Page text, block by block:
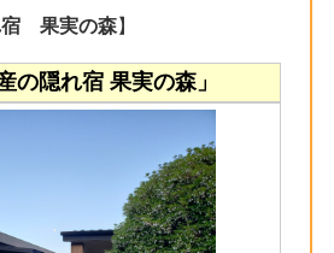
宿 果実の森】
の隠れ宿 果実の森」